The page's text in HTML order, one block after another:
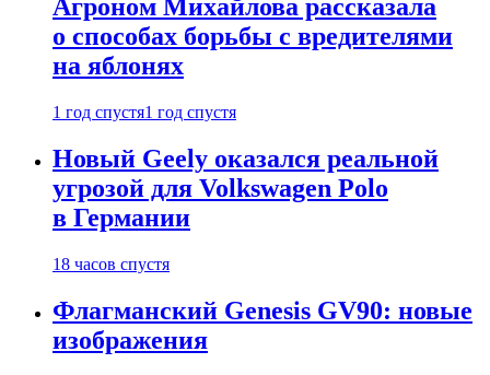
Агроном Михайлова рассказала
о способах борьбы с вредителями
на яблонях
1 год спустя1 год спустя
Новый Geely оказался реальной
угрозой для Volkswagen Polo
в Германии
18 часов спустя
Флагманский Genesis GV90: новые
изображения